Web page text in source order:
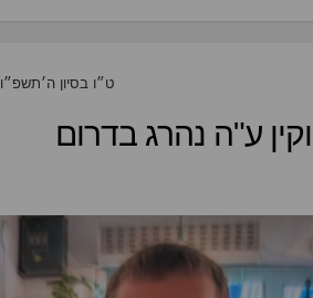
ט״ו בסיון ה׳תשפ״ו
ע"ה נהרג בדרום